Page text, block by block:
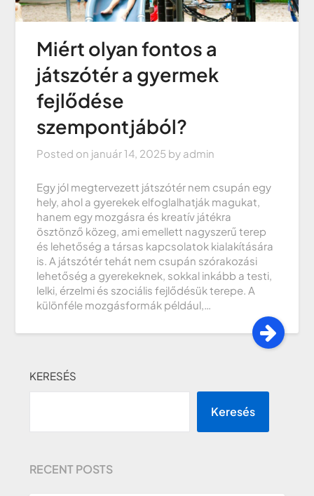
Miért olyan fontos a
játszótér a gyermek
fejlődése
szempontjából?
Posted on január 14, 2025 by admin
Egy jól megtervezett játszótér nem csupán egy
hely, ahol a gyerekek elfoglalhatják magukat,
hanem egy mozgásra és kreatív játékra
ösztönző közeg, ami emellett nagyszerű terep
és lehetőség a társas kapcsolatok kialakítására
is. A játszótér tehát nem csupán szórakozási
lehetőség a gyerekeknek, sokkal inkább a testi,
lelki, érzelmi és szociális fejlődésük terepe. A
különféle mozgásformák például,…
KERESÉS
Keresés
RECENT POSTS